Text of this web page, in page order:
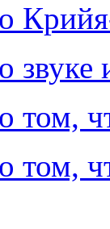
звуке
том,